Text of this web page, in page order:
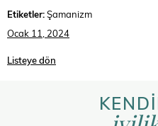
Etiketler:Şamanizm
Ocak 11, 2024
Listeye dön